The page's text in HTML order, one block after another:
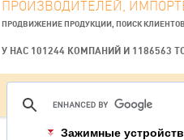
ПРОИЗВОДИТЕЛЕЙ,
ПРОДВИЖЕНИЕ ПРОДУКЦИИ, ПОИСК
У НАС 101244 КОМПАНИЙ И 1186563
Зажимные